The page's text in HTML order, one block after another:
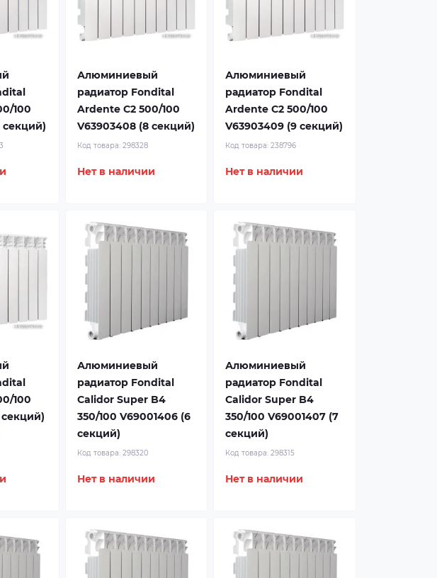
100
секций)
Алюминиевый
радиатор Fondital
Ardente C2 500/100
V63903408 (8 секций)
Код товара: 298328
Нет в наличии
Алюминиевый
радиатор Fondital
Ardente C2 500/100
V63903409 (9 секций)
Код товара:238796
Нет в наличии
100
секций)
Алюминиевый
радиатор Fondital
Calidor Super B4
350/100 V69001406 (6
секций)
Код товара: 298320
Нет в наличии
Алюминиевый
радиатор Fondital
Calidor Super B4
350/100 V69001407 (7
секций)
Код товара:298315
Нет в наличии